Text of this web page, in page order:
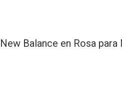
Balance en Rosa para